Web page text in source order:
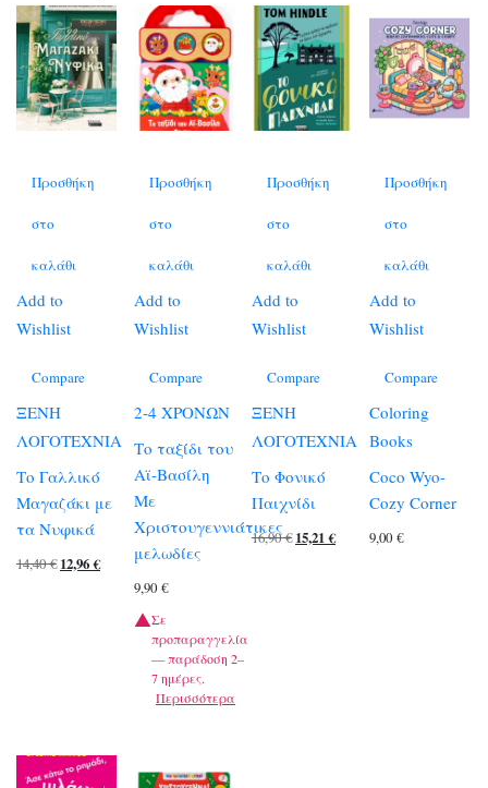
Προσθήκη
στο
καλάθι
Add to
Wishlist
Compare
ΞΕΝΗ
ΛΟΓΟΤΕΧΝΙΑ
Το Γαλλικό
Μαγαζάκι με
τα Νυφικά
14,40€ Original
12,96€Η
τρέχουσα
Προσθήκη
στο
καλάθι
Add to
Wishlist
Compare
2-4 ΧΡΟΝΩΝ
Το ταξίδι του
Αϊ-Βασίλη
Με
Χριστουγεννιάτικες
μελωδίες
9,90€
Σε
προπαραγγελία
— παράδοση 2–
7 ημέρες.
Περισσότερα
Προσθήκη
στο
καλάθι
Add to
Wishlist
Compare
ΞΕΝΗ
ΛΟΓΟΤΕΧΝΙΑ
Το Φονικό
Παιχνίδι
16,90€ Original
15,21€Η
Προσθήκη
στο
καλάθι
Add to
Wishlist
Compare
Coloring
Books
Coco Wyo-
Cozy Corner
9,00€